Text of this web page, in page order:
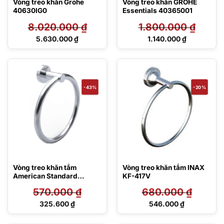
Vòng treo khăn Grohe
40630IG0
8.020.000₫
Giá
8.020.000 ₫.
5.630.000₫
Giá
là:
5.630.000 ₫.
Vòng treo khăn GROHE
Essentials 40365001
1.800.000₫
Giá
1.800.000 ₫.
1.140.000₫
Giá
1.140.000 ₫.
-43%
Vòng treo khăn tắm
American Standard
570.000₫
Giá
325.600₫
Giá
-20%
Vòng treo khăn tắm INAX
KF-417V
680.000₫
Giá
546.000₫
Giá